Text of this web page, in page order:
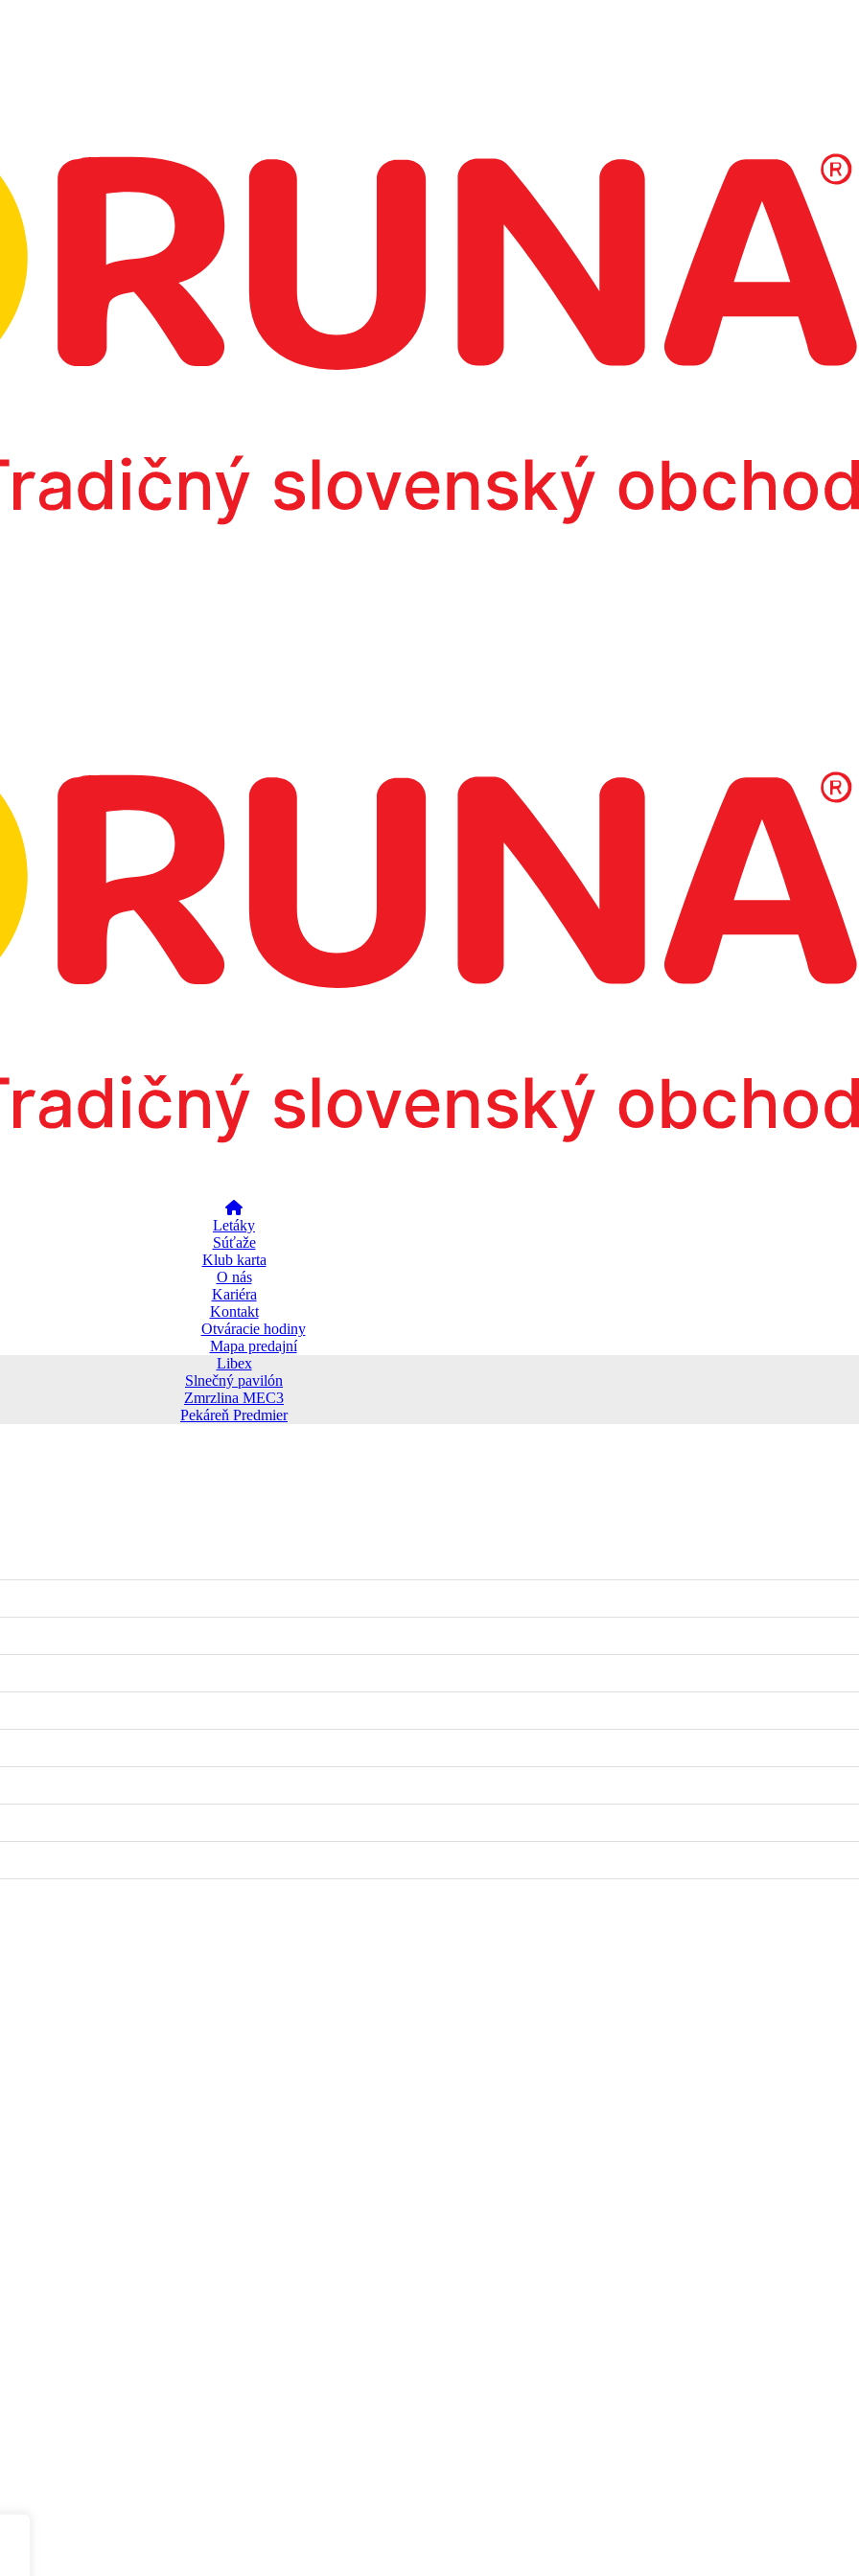
Letáky
Súťaže
Klub karta
O nás
Kariéra
Kontakt
Otváracie hodiny
Mapa predajní
Libex
Slnečný pavilón
Zmrzlina MEC3
Pekáreň Predmier